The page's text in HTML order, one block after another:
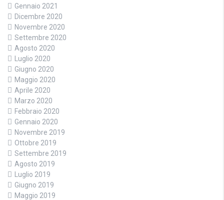
Gennaio 2021
Dicembre 2020
Novembre 2020
Settembre 2020
Agosto 2020
Luglio 2020
Giugno 2020
Maggio 2020
Aprile 2020
Marzo 2020
Febbraio 2020
Gennaio 2020
Novembre 2019
Ottobre 2019
Settembre 2019
Agosto 2019
Luglio 2019
Giugno 2019
Maggio 2019